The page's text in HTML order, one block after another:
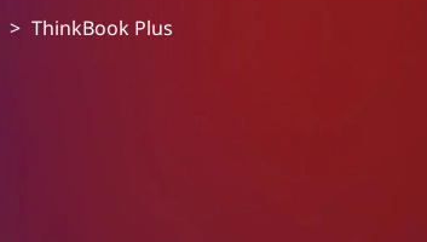
> ThinkBook Plus